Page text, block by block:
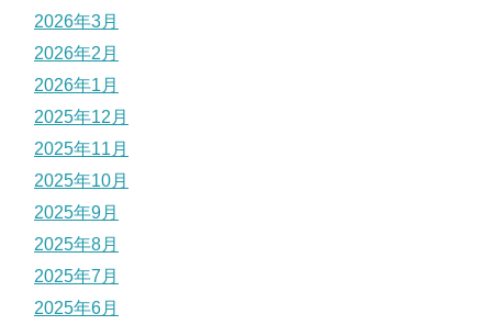
2026年3月
2026年2月
2026年1月
2025年12月
2025年11月
2025年10月
2025年9月
2025年8月
2025年7月
2025年6月